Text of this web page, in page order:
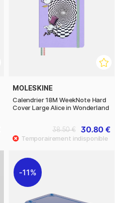
MOLESKINE
Calendrier 18M WeekNote Hard
Cover Large Alice in Wonderland
30.80 €
38.50 €
11%